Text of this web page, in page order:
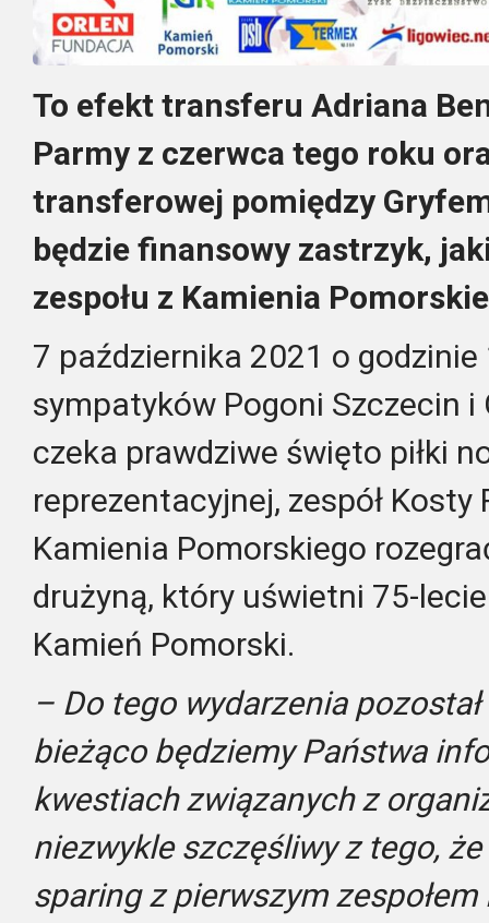
To efekt transferu Adriana
Parmy z czerwca tego roku
transferowej pomiędzy
będzie finansowy zastrzyk,
zespołu z Kamienia
7 października 2021 o
sympatyków Pogoni Szczecin
czeka prawdziwe święto piłki
reprezentacyjnej, zespół
Kamienia Pomorskiego
drużyną, który uświetni 75-
Kamień Pomorski.
– Do tego wydarzenia
bieżąco będziemy Państwa
kwestiach związanych z
niezwykle szczęśliwy z tego,
sparing z pierwszym